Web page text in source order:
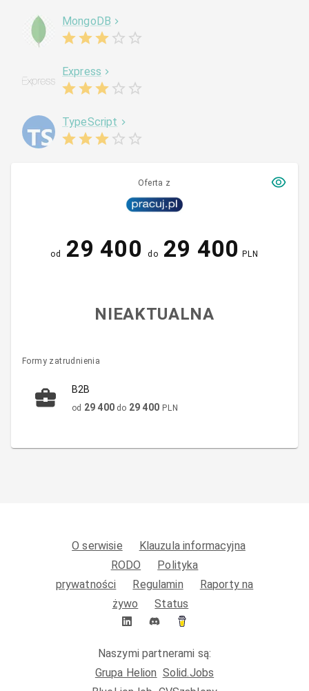
MongoDB
Express
TypeScript
Oferta z
od 29 400 do 29 400 PLN
NIEAKTUALNA
Formy zatrudnienia
B2B
od 29 400 do 29 400 PLN
O serwisie
Klauzula informacyjna
RODO
Polityka
prywatności
Regulamin
Raporty na
żywo
Status
Naszymi partnerami są:
Grupa Helion Solid.Jobs